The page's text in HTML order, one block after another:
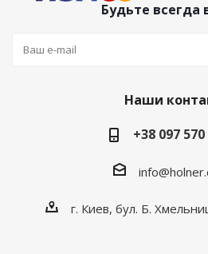
Будьте всегда
Наши
+38 097
г. Киев, бул. Б.